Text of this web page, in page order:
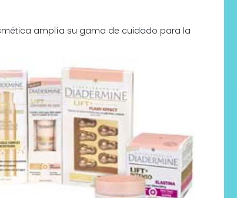
amplía su gama de cuidado para la